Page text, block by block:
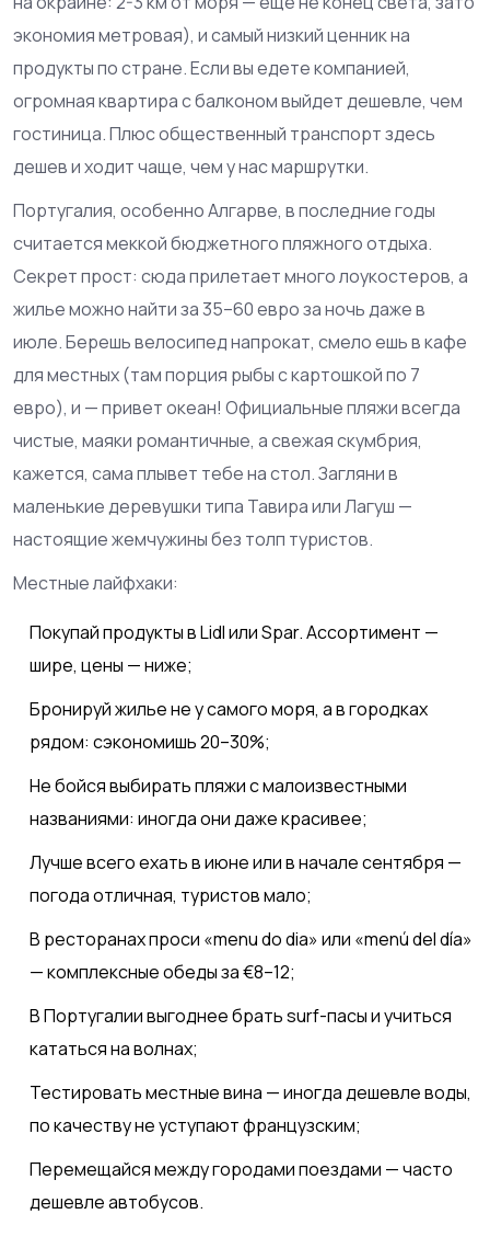
экономия метровая), и самый низкий ценник на
продукты по стране. Если вы едете компанией,
огромная квартира с балконом выйдет дешевле, чем
гостиница. Плюс общественный транспорт здесь
дешев и ходит чаще, чем у нас маршрутки.
Португалия, особенно Алгарве, в последние годы
считается меккой бюджетного пляжного отдыха.
Секрет прост: сюда прилетает много лоукостеров, а
жилье можно найти за 35–60 евро за ночь даже в
июле. Берешь велосипед напрокат, смело ешь в кафе
для местных (там порция рыбы с картошкой по 7
евро), и — привет океан! Официальные пляжи всегда
чистые, маяки романтичные, а свежая скумбрия,
кажется, сама плывет тебе на стол. Загляни в
маленькие деревушки типа Тавира или Лагуш —
настоящие жемчужины без толп туристов.
Местные лайфхаки:
Покупай продукты в Lidl или Spar. Ассортимент —
шире, цены — ниже;
Бронируй жилье не у самого моря, а в городках
рядом: сэкономишь 20–30%;
Не бойся выбирать пляжи с малоизвестными
названиями: иногда они даже красивее;
Лучше всего ехать в июне или в начале сентября —
погода отличная, туристов мало;
В ресторанах проси «menu do dia» или «menú del día»
— комплексные обеды за €8–12;
В Португалии выгоднее брать surf-пасы и учиться
кататься на волнах;
Тестировать местные вина — иногда дешевле воды,
по качеству не уступают французским;
Перемещайся между городами поездами — часто
дешевле автобусов.